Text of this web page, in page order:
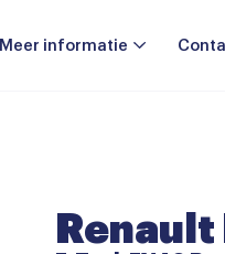
Meer informatie